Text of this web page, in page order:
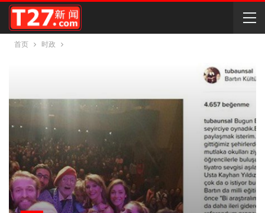
首页 时政